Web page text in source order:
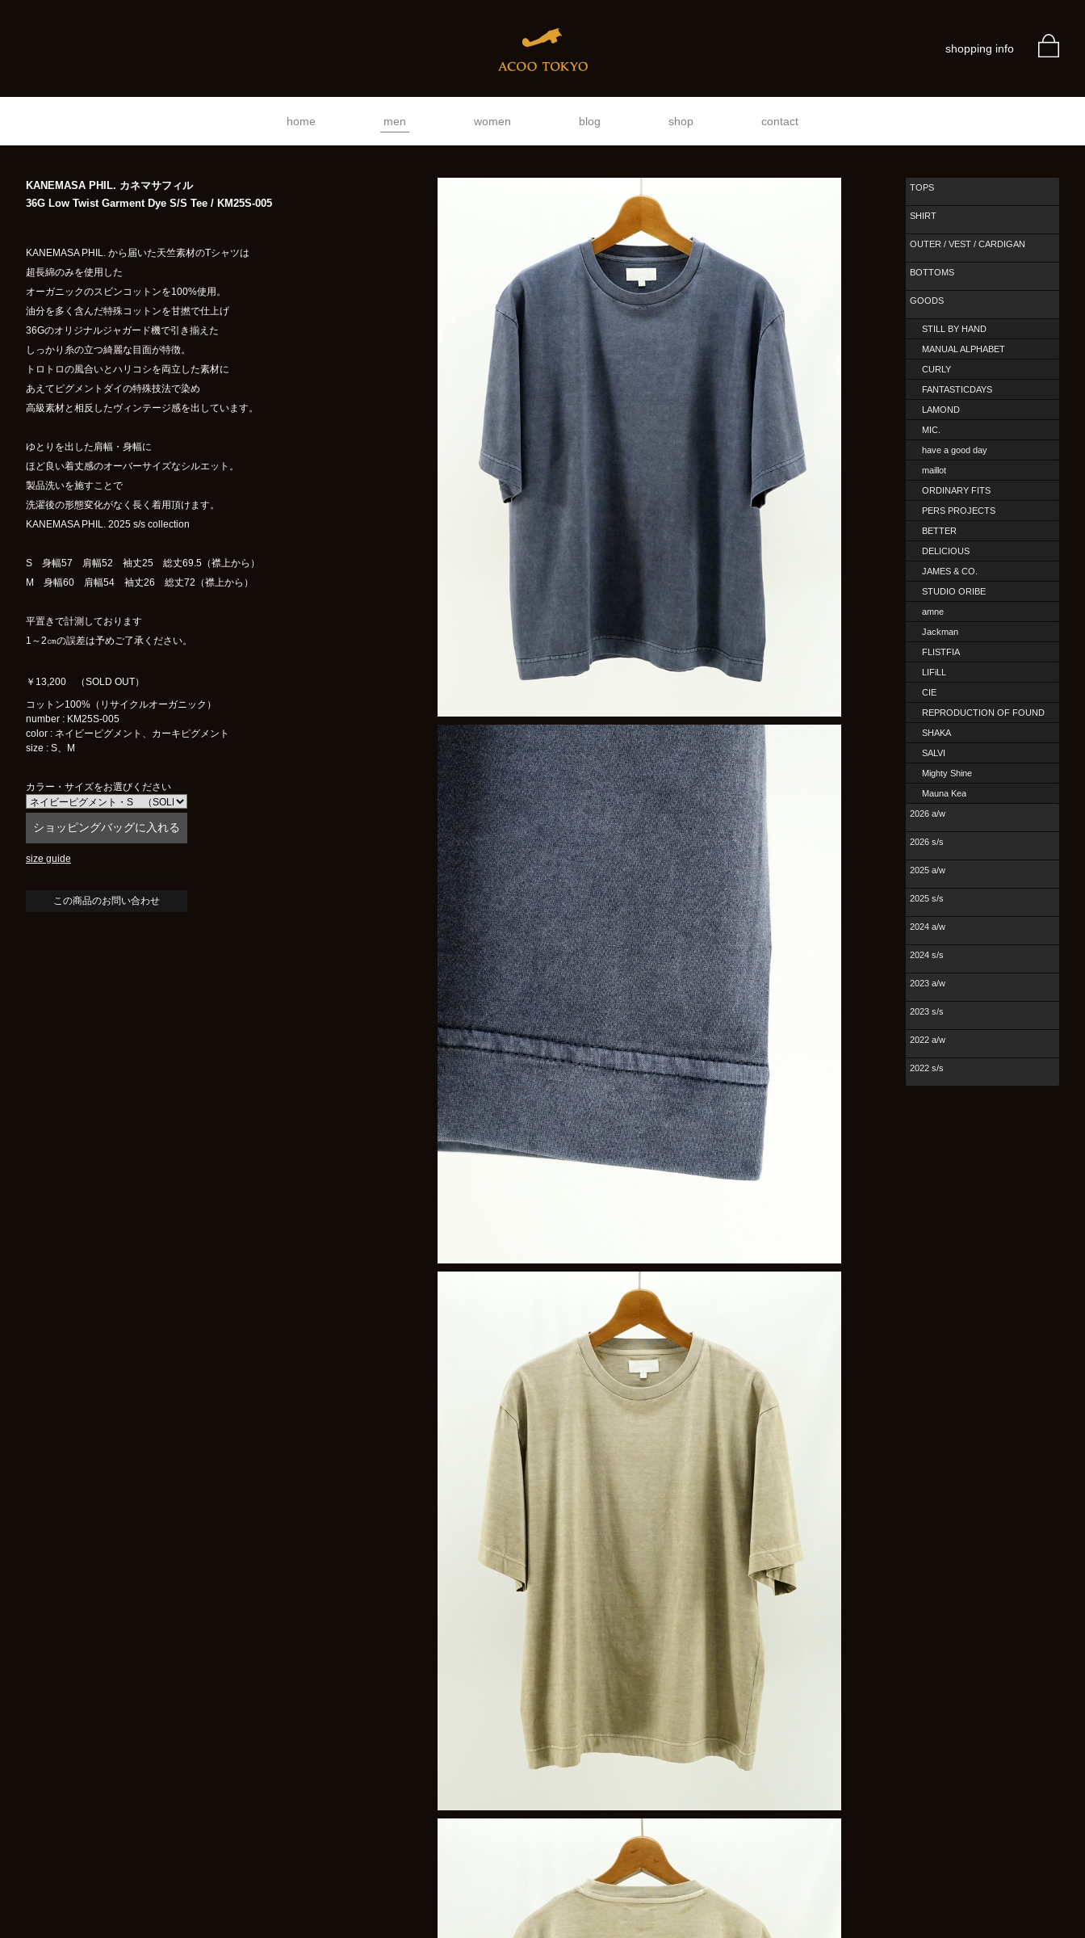
shopping info
home men women blog shop contact
KANEMASA PHIL. カネマサフィル
36G Low Twist Garment Dye S/S Tee / KM25S-005
KANEMASA PHIL. から届いた天竺素材のTシャツは
超長綿のみを使用した
オーガニックのスビンコットンを100%使用。
油分を多く含んだ特殊コットンを甘撚で仕上げ
36Gのオリジナルジャガード機で引き揃えた
しっかり糸の立つ綺麗な目面が特徴。
トロトロの風合いとハリコシを両立した素材に
あえてピグメントダイの特殊技法で染め
高級素材と相反したヴィンテージ感を出しています。
ゆとりを出した肩幅・身幅に
ほど良い着丈感のオーバーサイズなシルエット。
製品洗いを施すことで
洗濯後の形態変化がなく長く着用頂けます。
KANEMASA PHIL. 2025 s/s collection
S 身幅57 肩幅52 袖丈25 総丈69.5（襟上から）
M 身幅60 肩幅54 袖丈26 総丈72（襟上から）
平置きで計測しております
1～2㎝の誤差は予めご了承ください。
￥13,200 （SOLD OUT）
コットン100%（リサイクルオーガニック）
number : KM25S-005
color : ネイビーピグメント、カーキピグメント
size : S、M
カラー・サイズをお選びください
size guide
TOPS
SHIRT
OUTER / VEST / CARDIGAN
BOTTOMS
GOODS
STILL BY HAND
MANUAL ALPHABET
CURLY
FANTASTICDAYS
LAMOND
MIC.
have a good day
maillot
ORDINARY FITS
PERS PROJECTS
BETTER
DELICIOUS
JAMES & CO.
STUDIO ORIBE
amne
Jackman
FLISTFIA
LIFiLL
CIE
REPRODUCTION OF FOUND
SHAKA
SALVI
Mighty Shine
Mauna Kea
2026 a/w
2026 s/s
2025 a/w
2025 s/s
2024 a/w
2024 s/s
2023 a/w
2023 s/s
2022 a/w
2022 s/s